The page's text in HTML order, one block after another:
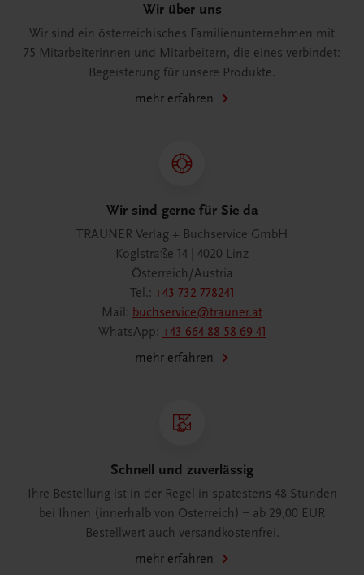
Wir über uns
Wir sind ein österreichisches Familienunternehmen mit
75 Mitarbeiterinnen und Mitarbeitern, die eines verbindet:
Begeisterung für unsere Produkte.
mehr erfahren
Wir sind gerne für Sie da
TRAUNER Verlag + Buchservice GmbH
Köglstraße 14 | 4020 Linz
Österreich/Austria
Tel.: +43 732 778241
Mail: buchservice@trauner.at
WhatsApp: +43 664 88 58 69 41
mehr erfahren
Schnell und zuverlässig
Ihre Bestellung ist in der Regel in spätestens 48 Stunden
bei Ihnen (innerhalb von Österreich) – ab 29,00 EUR
Bestellwert auch versandkostenfrei.
mehr erfahren